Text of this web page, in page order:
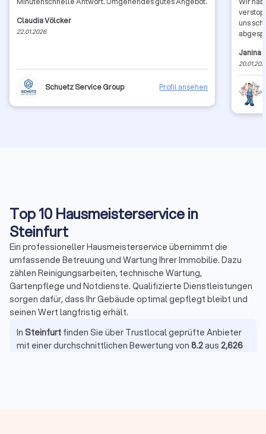
Claudia Völcker
22.01.2026
Schuetz Service Group Profil ansehen
uns
Janina
Top 10 Hausmeisterservice in
Steinfurt
Ein professioneller Hausmeisterservice übernimmt die
umfassende Betreuung und Wartung Ihrer Immobilie. Dazu
zählen Reinigungsarbeiten, technische Wartung,
Gartenpflege und Notdienste. Qualifizierte Dienstleistungen
sorgen dafür, dass Ihr Gebäude optimal gepflegt bleibt und
seinen Wert langfristig erhält.
In Steinfurt finden Sie über Trustlocal geprüfte Anbieter
mit einer durchschnittlichen Bewertung von 8.2aus 2,626